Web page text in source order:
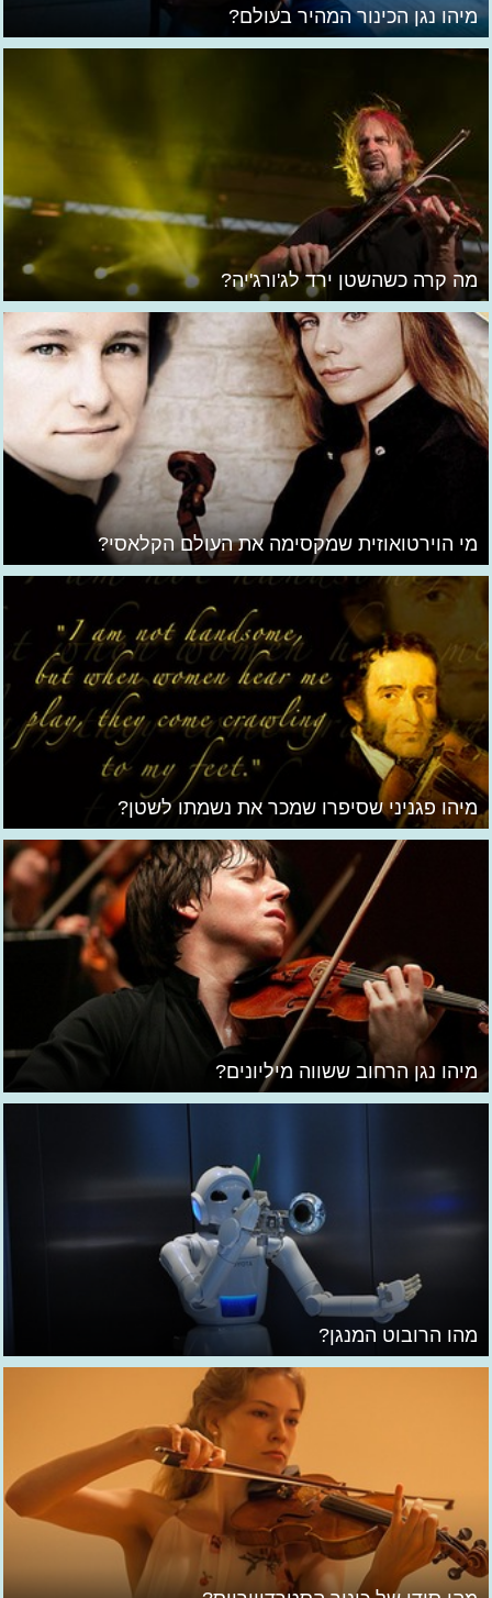
מיהו נגן הכינור המהיר בעולם?
מה קרה כשהשטן ירד לג'ורג'יה?
מי הוירטואוזית שמקסימה את העולם הקלאסי?
מיהו פגניני שסיפרו שמכר את נשמתו לשטן?
מיהו נגן הרחוב ששווה מיליונים?
מהו הרובוט המנגן?